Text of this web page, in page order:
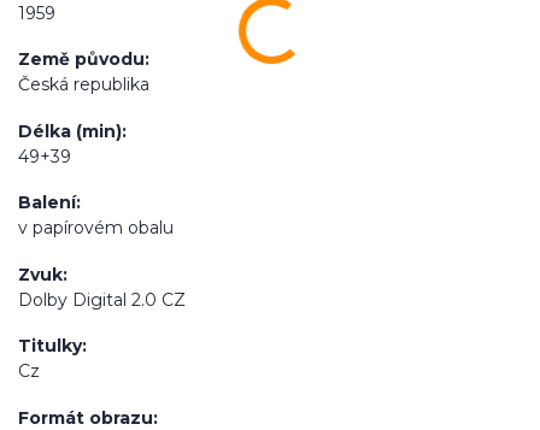
1959
Země původu
Česká republika
Délka (min)
49+39
Balení
v papírovém obalu
Zvuk
Dolby Digital 2.0 CZ
Titulky
Cz
Formát obrazu